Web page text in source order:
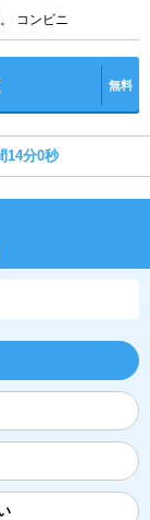
コンビニ
無料
14分0秒